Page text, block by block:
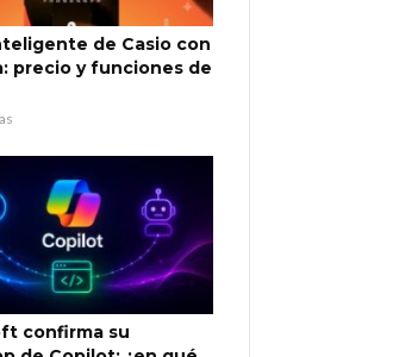
de Casio con
precio y funciones de
confirma su